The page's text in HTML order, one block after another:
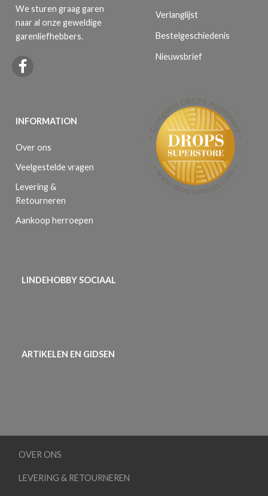
We sturen graag garen
naar al onze geweldige
garenliefhebbers.
INFORMATION
Over ons
Veelgestelde vragen
Levering &
Retourneren
Aankoop herroepen
Verlanglijst
Bestelgeschiedenis
Nieuwsbrief
LINDEHOBBY SOCIAAL
ARTIKELEN EN GIDSEN
OVER ONS
LEVERING & RETOURNEREN